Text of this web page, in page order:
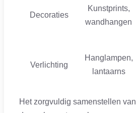
Decoraties
Kunstprints,
wandhangen
Verlichting
Hanglampen,
lantaarns
Het zorgvuldig samenstellen van